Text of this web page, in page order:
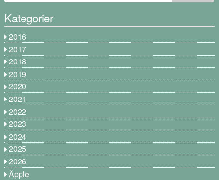
Kategorier
2016
2017
2018
2019
2020
2021
2022
2023
2024
2025
2026
Äpple